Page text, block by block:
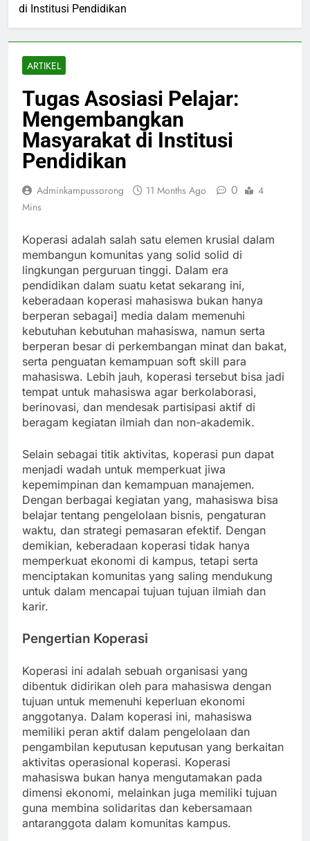
di Institusi Pendidikan
ARTIKEL
Tugas Asosiasi Pelajar:
Mengembangkan
Masyarakat di Institusi
Pendidikan
Adminkampussorong 11 Months Ago 0
4
Mins
Koperasi adalah salah satu elemen krusial dalam
membangun komunitas yang solid solid di
lingkungan perguruan tinggi. Dalam era
pendidikan dalam suatu ketat sekarang ini,
keberadaan koperasi mahasiswa bukan hanya
berperan sebagai] media dalam memenuhi
kebutuhan kebutuhan mahasiswa, namun serta
berperan besar di perkembangan minat dan bakat,
serta penguatan kemampuan soft skill para
mahasiswa. Lebih jauh, koperasi tersebut bisa jadi
tempat untuk mahasiswa agar berkolaborasi,
berinovasi, dan mendesak partisipasi aktif di
beragam kegiatan ilmiah dan non-akademik.
Selain sebagai titik aktivitas, koperasi pun dapat
menjadi wadah untuk memperkuat jiwa
kepemimpinan dan kemampuan manajemen.
Dengan berbagai kegiatan yang, mahasiswa bisa
belajar tentang pengelolaan bisnis, pengaturan
waktu, dan strategi pemasaran efektif. Dengan
demikian, keberadaan koperasi tidak hanya
memperkuat ekonomi di kampus, tetapi serta
menciptakan komunitas yang saling mendukung
untuk dalam mencapai tujuan tujuan ilmiah dan
karir.
Pengertian Koperasi
Koperasi ini adalah sebuah organisasi yang
dibentuk didirikan oleh para mahasiswa dengan
tujuan untuk memenuhi keperluan ekonomi
anggotanya. Dalam koperasi ini, mahasiswa
memiliki peran aktif dalam pengelolaan dan
pengambilan keputusan keputusan yang berkaitan
aktivitas operasional koperasi. Koperasi
mahasiswa bukan hanya mengutamakan pada
dimensi ekonomi, melainkan juga memiliki tujuan
guna membina solidaritas dan kebersamaan
antaranggota dalam komunitas kampus.